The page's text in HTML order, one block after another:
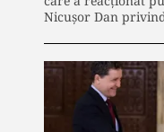
Nicușor Dan